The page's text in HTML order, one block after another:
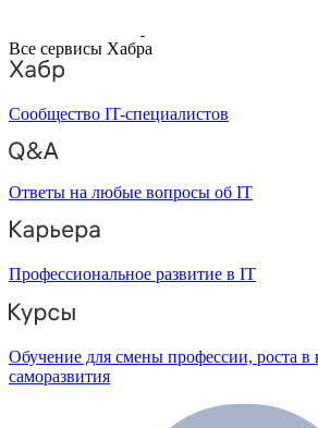
Все сервисы Хабра
Сообщество IT-специалистов
Ответы на любые вопросы об IT
Профессиональное развитие в IT
Обучение для смены профессии, роста в
саморазвития